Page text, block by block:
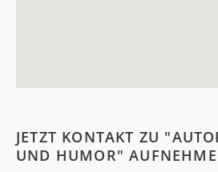
JETZT KONTAKT ZU
UND HUMOR"